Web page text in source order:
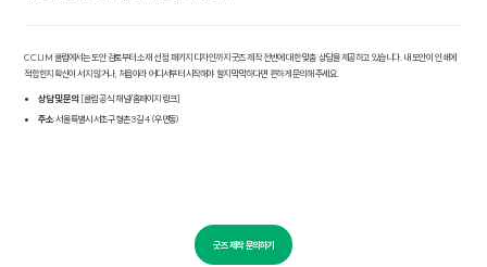
CCLIM 클림에서는 도안 검토부터 소재 선정, 패키지 디자인까지 굿즈 제작 전반에 대한 맞춤 상담을 제공하고 있습니다. 내 도안이 인쇄에
적합한지 확신이 서지 않거나, 처음이라 어디서부터 시작해야 할지 막막하다면 편하게 문의해 주세요.
상담 및 문의: [클림 공식 채널/홈페이지 링크]
주소: 서울특별시 서초구 형촌3길 4 (우면동)
굿즈 제작 문의하기